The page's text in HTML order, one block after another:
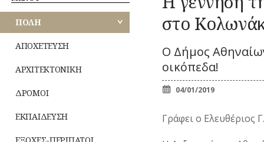
ΚΟΙΝΟΧΡΗΣΤΟΙ
ΧΩΡΟΙ
ΚΤΙΡΙΑ
ΜΝΗΜΕΙΑ
ΝΑΟΙ-ΜΟΝΕΣ
ΝΕΚΡΟΤΑΦΕΙΑ
ΚΟΜΙΚΣ
ΣΚΙΤΣΑ
(ΓΕΛΟΙΟΓΡΑΦΙΕΣ)
–
ΠΟΙΗΣΗ
(ΟΛΥΜΠΙΣΜΟΣ)
ΑΘΗΝΩΝ
ΑΝΑΤΟΛΙΚΗΣ
ΕΟΡΤΕΣ
ΠΑΝΗΓΥΡΙΑ
ΒΙΟΣ
Φυτά
ΠΟΛΗ
ΑΠΟΧΕΤΕΥΣΗ
ΑΡΧΙΤΕΚΤΟΝΙΚΗ
ΔΡΟΜΟΙ
ΕΚΠΑΙΔΕΥΣΗ
στο
Ο Δήμος
οικόπεδα!
04/01/2019
Γράφει ο Ελευθέριος